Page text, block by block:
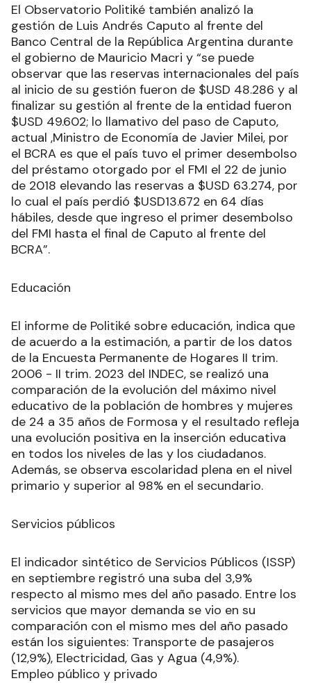
El Observatorio Politiké también analizó la
gestión de Luis Andrés Caputo al frente del
Banco Central de la República Argentina durante
el gobierno de Mauricio Macri y “se puede
observar que las reservas internacionales del país
al inicio de su gestión fueron de $USD 48.286 y al
finalizar su gestión al frente de la entidad fueron
$USD 49.602; lo llamativo del paso de Caputo,
actual ,Ministro de Economía de Javier Milei, por
el BCRA es que el país tuvo el primer desembolso
del préstamo otorgado por el FMI el 22 de junio
de 2018 elevando las reservas a $USD 63.274, por
lo cual el país perdió $USD13.672 en 64 días
hábiles, desde que ingreso el primer desembolso
del FMI hasta el final de Caputo al frente del
BCRA”.
Educación
El informe de Politiké sobre educación, indica que
de acuerdo a la estimación, a partir de los datos
de la Encuesta Permanente de Hogares II trim.
2006 - II trim. 2023 del INDEC, se realizó una
comparación de la evolución del máximo nivel
educativo de la población de hombres y mujeres
de 24 a 35 años de Formosa y el resultado refleja
una evolución positiva en la inserción educativa
en todos los niveles de las y los ciudadanos.
Además, se observa escolaridad plena en el nivel
primario y superior al 98% en el secundario.
Servicios públicos
El indicador sintético de Servicios Públicos (ISSP)
en septiembre registró una suba del 3,9%
respecto al mismo mes del año pasado. Entre los
servicios que mayor demanda se vio en su
comparación con el mismo mes del año pasado
están los siguientes: Transporte de pasajeros
(12,9%), Electricidad, Gas y Agua (4,9%).
Empleo público y privado